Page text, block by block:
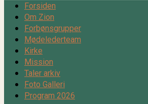
Forsiden
Om Zion
Forbønsgrupper
Mødelederteam
Kirke
Mission
Taler arkiv
Foto Galleri
Program 2026